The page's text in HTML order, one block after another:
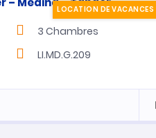
LOCATION DE VACANCES
3 Chambres
LI.MD.G.209